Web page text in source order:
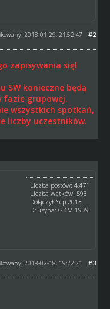
#2
2018-01-29, 21:52:47
zapisywania się!
SW konieczne będą
fazie grupowej.
wszystkich spotkań,
liczby uczestników.
Liczba postów: 4,471
Liczba wątków: 593
Dołączył: Sep 2013
Drużyna: GKM 1979
#3
2018-02-18, 19:22:21